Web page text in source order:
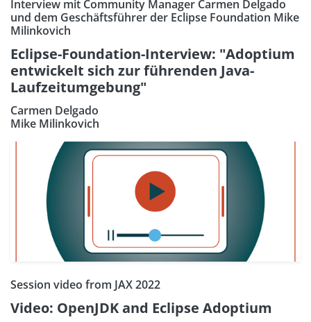
Interview mit Community Manager Carmen Delgado
und dem Geschäftsführer der Eclipse Foundation Mike
Milinkovich
Eclipse-Foundation-Interview: "Adoptium
entwickelt sich zur führenden Java-
Laufzeitumgebung"
Carmen Delgado
Mike Milinkovich
Session video from JAX 2022
Video: OpenJDK and Eclipse Adoptium